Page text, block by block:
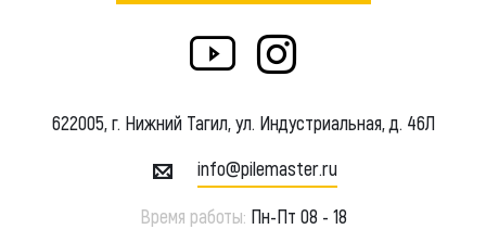
622005, г. Нижний Тагил, ул. Индустриальная, д. 46Л
info@pilemaster.ru
Время работы: Пн-Пт 08 - 18